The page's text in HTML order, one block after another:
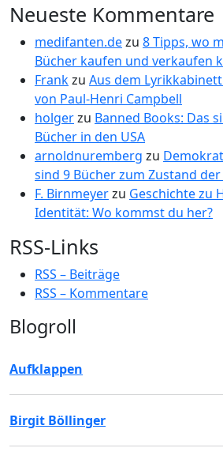
Neueste Kommentare
medifanten.dezu 8 Tipps, wo
Bücher kaufen und verkaufen
Frankzu Aus dem
von Paul-Henri Campbell
holgerzu Banned Books: Das
Bücher in den USA
arnoldnuremberg zu
sind 9 Bücher zum Zustand
F. Birnmeyerzu Geschichte zu
Identität: Wo kommst du her?
RSS-Links
RSS – Beiträge
RSS – Kommentare
Blogroll
Aufklappen
Birgit Böllinger